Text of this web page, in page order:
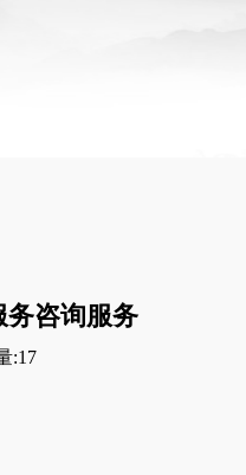
务咨询服务
:17